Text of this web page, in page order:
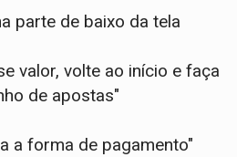
parte de baixo da tela
valor, volte ao início e faça
de apostas"
a forma de pagamento"